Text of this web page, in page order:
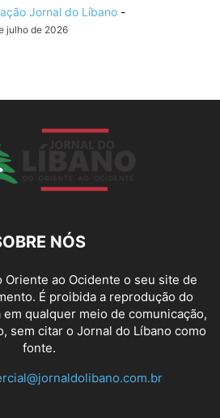
Jornal do Líbano -
julho de 2026
NÓS
ao Ocidente o seu site de
É proibida a reprodução do
qualquer meio de comunicação,
sem citar o Jornal do Líbano como
fonte.